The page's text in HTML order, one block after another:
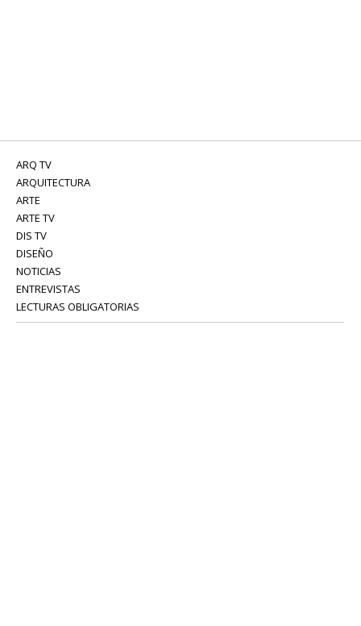
ARQ TV
ARQUITECTURA
ARTE
ARTE TV
DIS TV
DISEÑO
NOTICIAS
ENTREVISTAS
LECTURAS OBLIGATORIAS